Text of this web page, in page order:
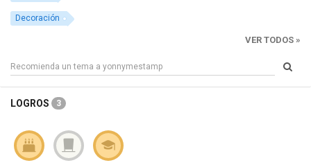
Decoración
VER TODOS »
LOGROS 3